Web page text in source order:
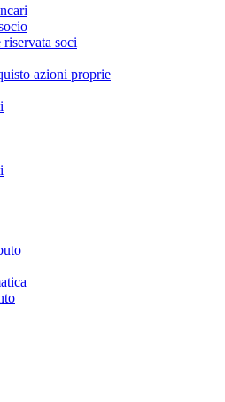
soci
azioni proprie